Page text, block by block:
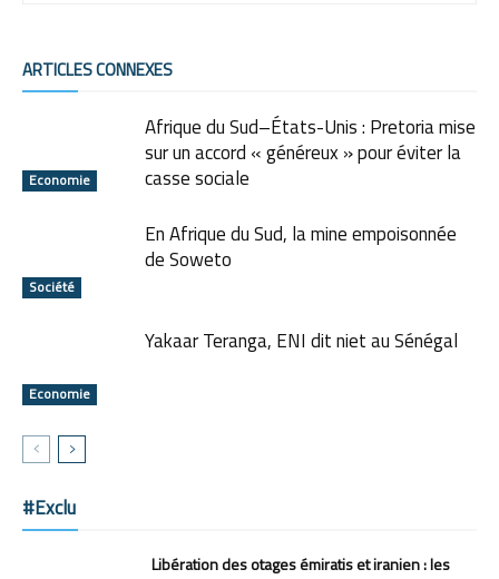
ARTICLES CONNEXES
Economie
Afrique du Sud–États-Unis : Pretoria mise
sur un accord « généreux » pour éviter la
casse sociale
Société
En Afrique du Sud, la mine empoisonnée
de Soweto
Economie
Yakaar Teranga, ENI dit niet au Sénégal
#Exclu
Libération des otages émiratis et iranien : les